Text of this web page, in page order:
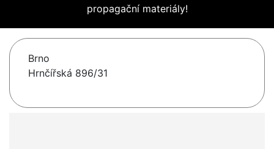
propagační materiály!
Brno
Hrnčířská 896/31